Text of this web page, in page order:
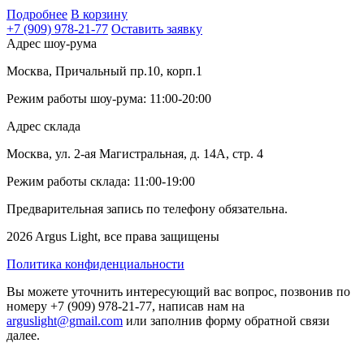
Подробнее В корзину
+7 (909) 978-21-77 Оставить заявку
Адрес шоу-рума
Москва, Причальный пр.10, корп.1
Режим работы шоу-рума: 11:00-20:00
Адрес склада
Москва, ул. 2-ая Магистральная, д. 14А, стр. 4
Режим работы склада: 11:00-19:00
Предварительная запись по телефону обязательна.
2026 Argus Light, все права защищены
Политика конфиденциальности
Вы можете уточнить интересующий вас вопрос, позвонив по
номеру +7 (909) 978-21-77, написав нам на
arguslight@gmail.com или заполнив форму обратной связи
далее.